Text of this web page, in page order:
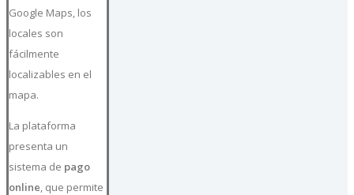
Google Maps, los
locales son
fácilmente
localizables en el
mapa.
La plataforma
presenta un
sistema de pago
online, que permite